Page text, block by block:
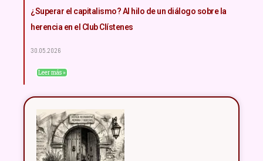
¿Superar el capitalismo? Al hilo de un diálogo sobre la
herencia en el Club Clístenes
30.05.2026
Leer más »